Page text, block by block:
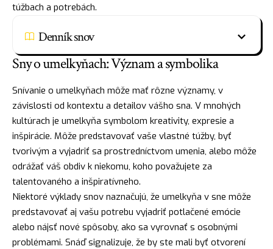
túžbach a potrebách.
Denník snov
Sny o umelkyňach: Význam a symbolika
Snívanie o umelkyňach môže mať rôzne významy, v
závislosti od kontextu a detailov vášho sna. V mnohých
kultúrach je umelkyňa symbolom kreativity, expresie a
inšpirácie. Môže predstavovať vaše vlastné túžby, byť
tvorivým a vyjadriť sa prostredníctvom umenia, alebo môže
odrážať váš obdiv k niekomu, koho považujete za
talentovaného a inšpiratívneho.
Niektoré výklady snov naznačujú, že umelkyňa v sne môže
predstavovať aj vašu potrebu vyjadriť potlačené emócie
alebo nájsť nové spôsoby, ako sa vyrovnať s osobnými
problémami. Snáď signalizuje, že by ste mali byť otvorení